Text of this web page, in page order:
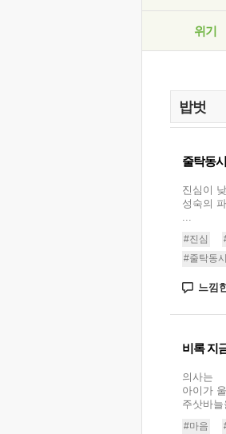
위기
줄탁동시
진심이
성숙의
...
#진심
#줄탁동시
느낌
비록 지
의사는
아이가
주삿바늘
#마음